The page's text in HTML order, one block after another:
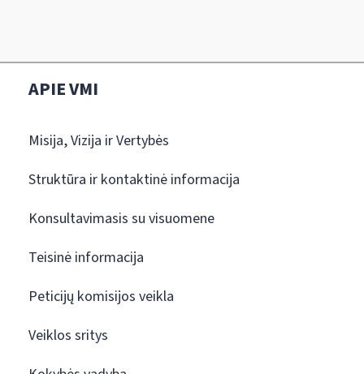
APIE VMI
Misija, Vizija ir Vertybės
Struktūra ir kontaktinė informacija
Konsultavimasis su visuomene
Teisinė informacija
Peticijų komisijos veikla
Veiklos sritys